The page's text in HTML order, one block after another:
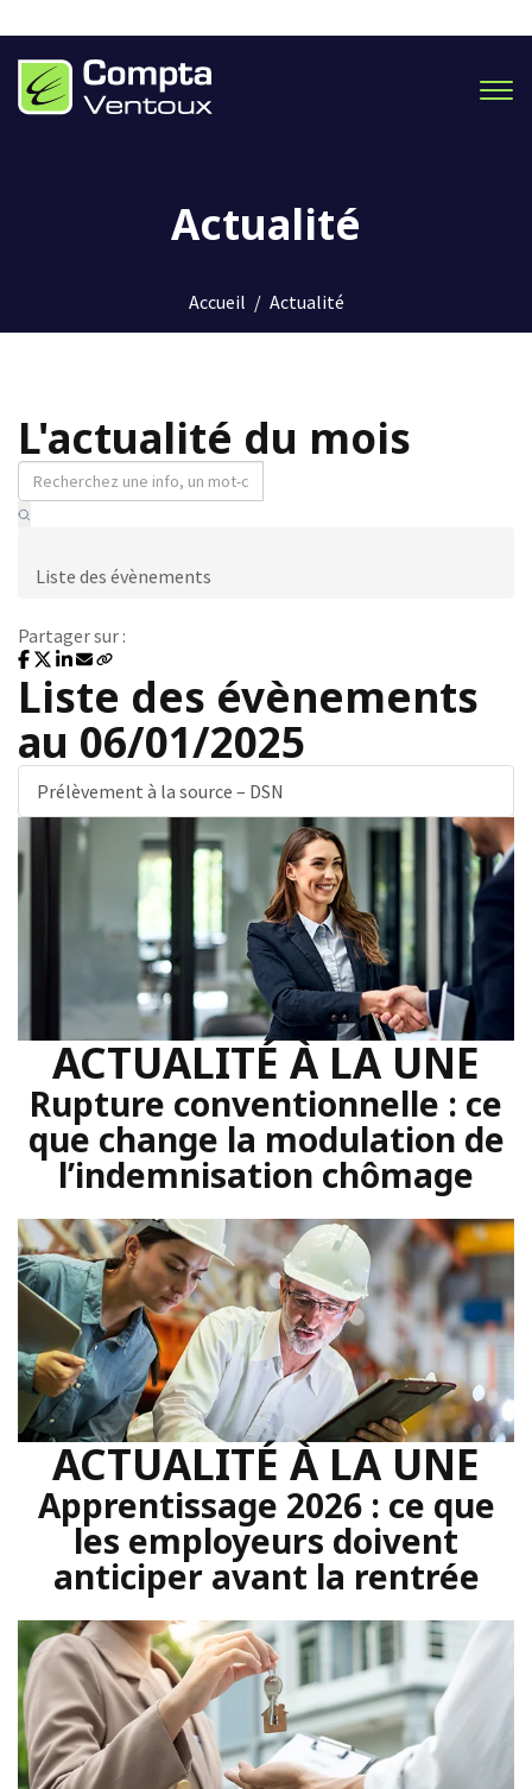
Actualité
Accueil / Actualité
L'actualité du mois
Liste des évènements
Partager sur :
Liste des évènements
au 06/01/2025
Prélèvement à la source – DSN
ACTUALITÉ À LA UNE
Rupture conventionnelle : ce
que change la modulation de
l’indemnisation chômage
ACTUALITÉ À LA UNE
Apprentissage 2026 : ce que
les employeurs doivent
anticiper avant la rentrée